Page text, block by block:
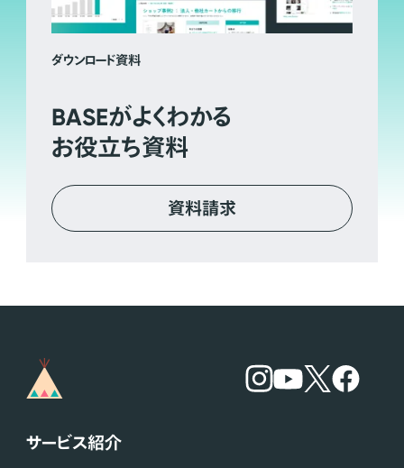
ダウンロード資料
BASEがよくわかる
お役立ち資料
資料請求
サービス紹介